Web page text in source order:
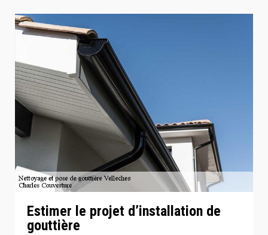
Estimer le projet d’installation de
gouttière